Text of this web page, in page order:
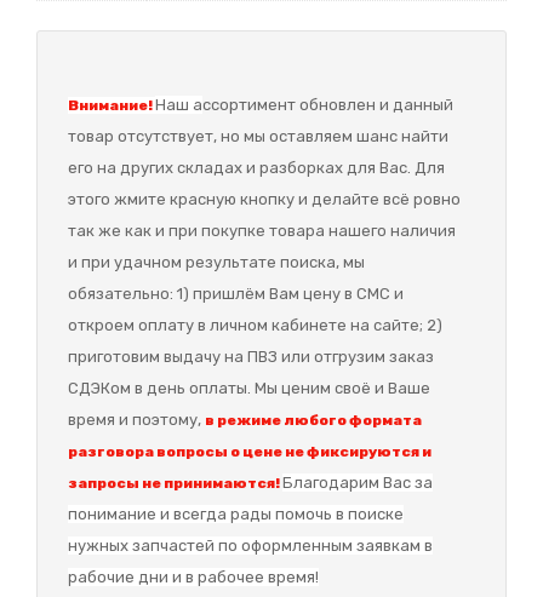
Внимание!Наш ассортимент обновлен и данный
товар отсутствует, но мы оставляем шанс найти
его на других складах и разборках для Вас. Для
этого жмите красную кнопку и делайте всё ровно
так же как и при покупке товара нашего наличия
и при удачном результате поиска, мы
обязательно: 1) пришлём Вам цену в СМС и
откроем оплату в личном кабинете на сайте; 2)
приготовим выдачу на ПВЗ или отгрузим заказ
СДЭКом в день оплаты. Мы ценим своё и Ваше
время и поэтому, в режиме любого формата
разговора вопросы о цене не фиксируются и
запросы не принимаются!Благодарим Вас за
понимание и всегда рады помочь в поиске
нужных запчастей по оформленным заявкам в
рабочие дни и в рабочее время!